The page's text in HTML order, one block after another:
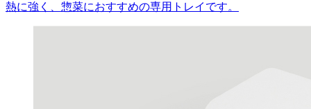
熱に強く、惣菜におすすめの専用トレイです。